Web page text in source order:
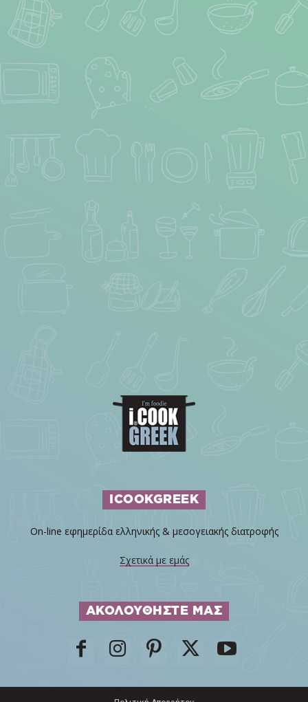
ICOOKGREEK
On-line εφημερίδα ελληνικής & μεσογειακής διατροφής
Σχετικά με εμάς
ΑΚΟΛΟΥΘΗΣΤΕ ΜΑΣ